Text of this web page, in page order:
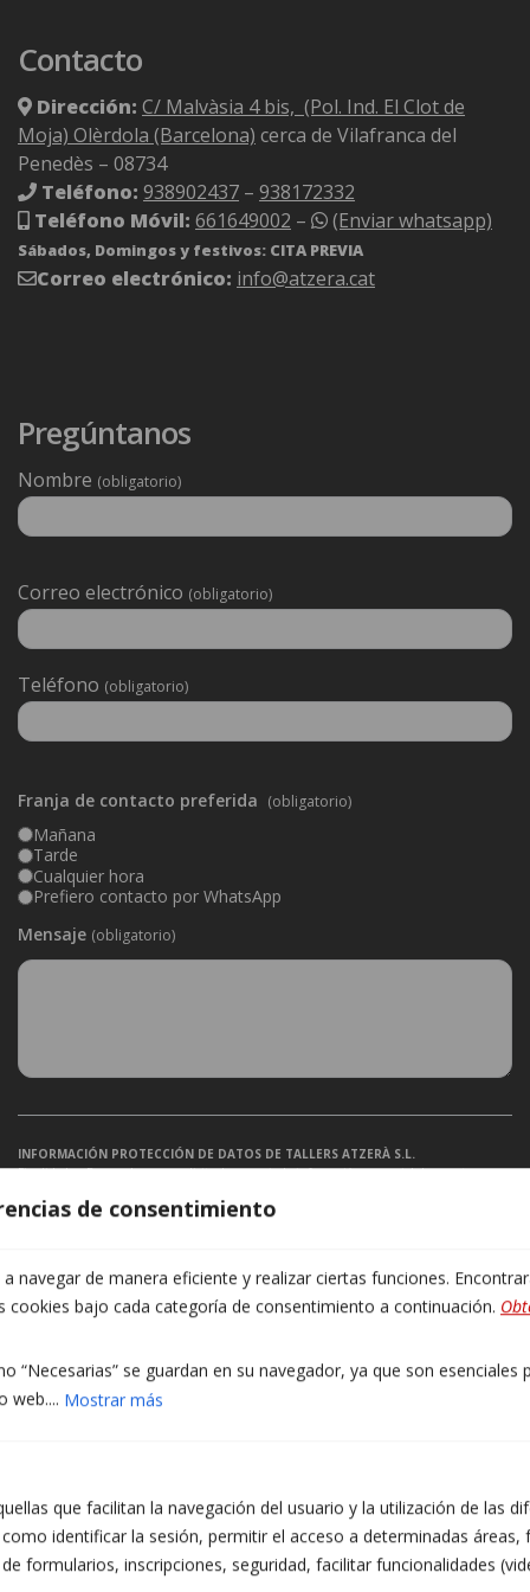
de consentimiento
navegar de manera eficiente y realizar ciertas funciones.
cookies bajo cada categoría de consentimiento a continuación.
“Necesarias” se guardan en su navegador, ya que son esenciales
web.... Mostrar más
que facilitan la navegación del usuario y la utilización de las
identificar la sesión, permitir el acceso a determinadas áreas,
formularios, inscripciones, seguridad, facilitar funcionalidades
Contacto
Dirección: C/ Malvàsia 4 bis, (Pol. Ind. El Clot de
Moja) Olèrdola (Barcelona) cerca de Vilafranca del
Penedès – 08734
Teléfono: 938902437 – 938172332
Teléfono Móvil: 661649002 – (Enviar whatsapp)
Sábados, Domingos y festivos: CITA PREVIA
Correo electrónico: info@atzera.cat
Pregúntanos
Nombre (obligatorio)
aquest
camp
buit.
Correo electrónico (obligatorio)
Teléfono (obligatorio)
Franja de contacto preferida (obligatorio)
Mañana
Tarde
Cualquier hora
Prefiero contacto por WhatsApp
Mensaje (obligatorio)
INFORMACIÓN PROTECCIÓN DE DATOS DE TALLERS ATZERÀ S.L.
Finalidades: Responder a sus solicitudes y enviarle información comercial de nuestros
interesado. Destinatarios: No se prevén cesiones de datos. Derechos: Puede retirar su
Acepto recibir información comercial, incluidos medios electrónicos.